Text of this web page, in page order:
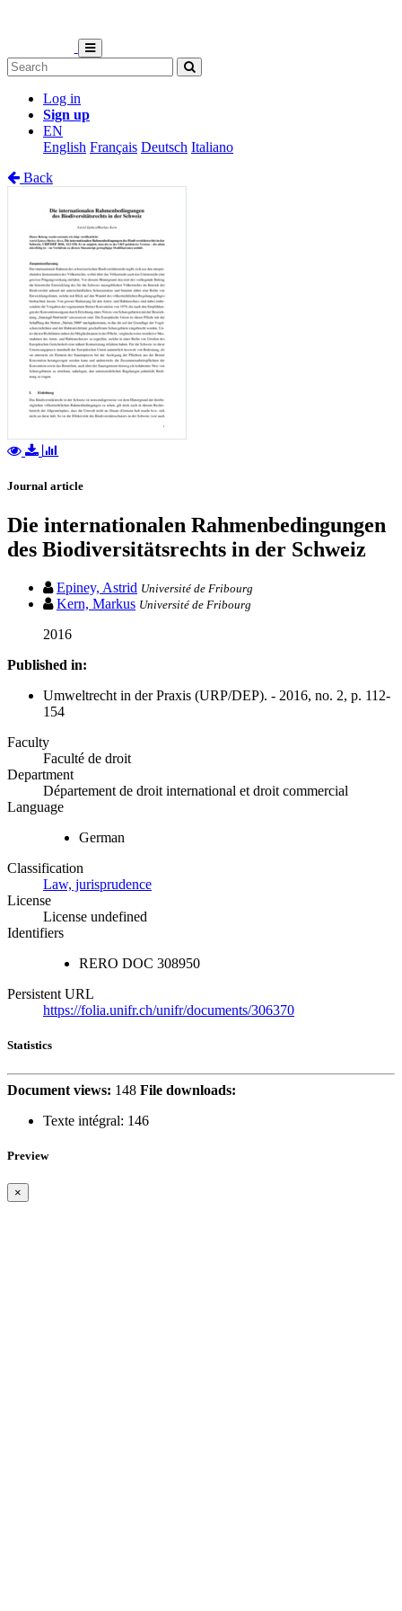
Log in
Sign up
EN
English Français Deutsch Italiano
Back
Journal article
Die internationalen Rahmenbedingungen
des Biodiversitätsrechts in der Schweiz
Epiney, Astrid Université de Fribourg
Kern, Markus Université de Fribourg
2016
Published in:
Umweltrecht in der Praxis (URP/DEP). - 2016, no. 2, p. 112-
154
Faculty
Faculté de droit
Department
Département de droit international et droit commercial
Language
German
Classification
Law, jurisprudence
License
License undefined
Identifiers
RERO DOC 308950
Persistent URL
https://folia.unifr.ch/unifr/documents/306370
Statistics
Document views: 148 File downloads:
Texte intégral: 146
Preview
×